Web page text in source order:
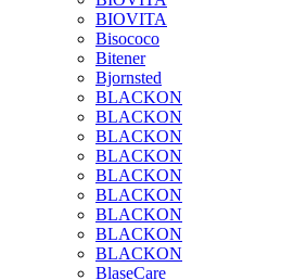
BIOVITA
Bisococo
Bitener
Bjornsted
BLACKON
BLACKON
BLACKON
BLACKON
BLACKON
BLACKON
BLACKON
BLACKON
BLACKON
BlaseCare